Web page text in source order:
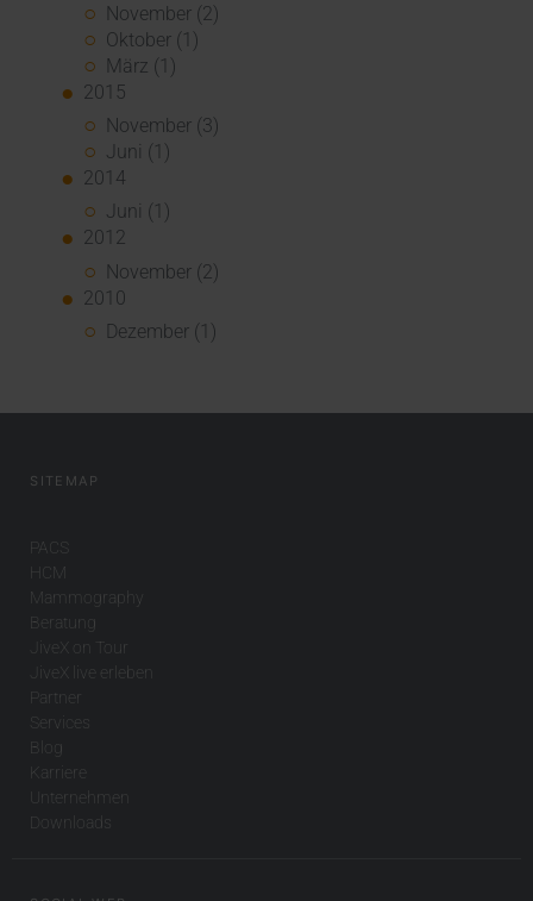
November (2)
Oktober (1)
März (1)
2015
November (3)
Juni (1)
2014
Juni (1)
2012
November (2)
2010
Dezember (1)
SITEMAP
PACS
HCM
Mammography
Beratung
JiveX on Tour
JiveX live erleben
Partner
Services
Blog
Karriere
Unternehmen
Downloads